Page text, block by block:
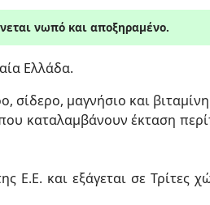
νωπό και αποξηραμένο.
Ελλάδα.
σίδερο, μαγνήσιο και
καταλαμβάνουν έκταση
Ε.Ε. και εξάγεται σε Τρίτες